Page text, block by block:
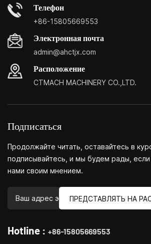
станки Bite позволят вам удовлетворить
потребности проще, быстрее и
настройки бытовых станков, бытовые
бытовые сверлильные и фрезерные
многофункциональные токарные,
фрезерные станки.
Телефон
+86-15805669553
Электронная почта
admin@ahctjx.com
Расположение
CTMACH MACHINERY CO.,LTD.
Подписаться
Продолжайте читать, оставайтесь в
подписывайтесь, и мы будем рады,
нами своим мнением.
ПРЕДСТАВЛЯТЬ НА
Hotline : +86-15805669553